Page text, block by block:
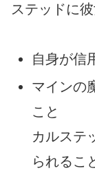
ステッドに
自身が信
マインの
こと
カルステ
られるこ